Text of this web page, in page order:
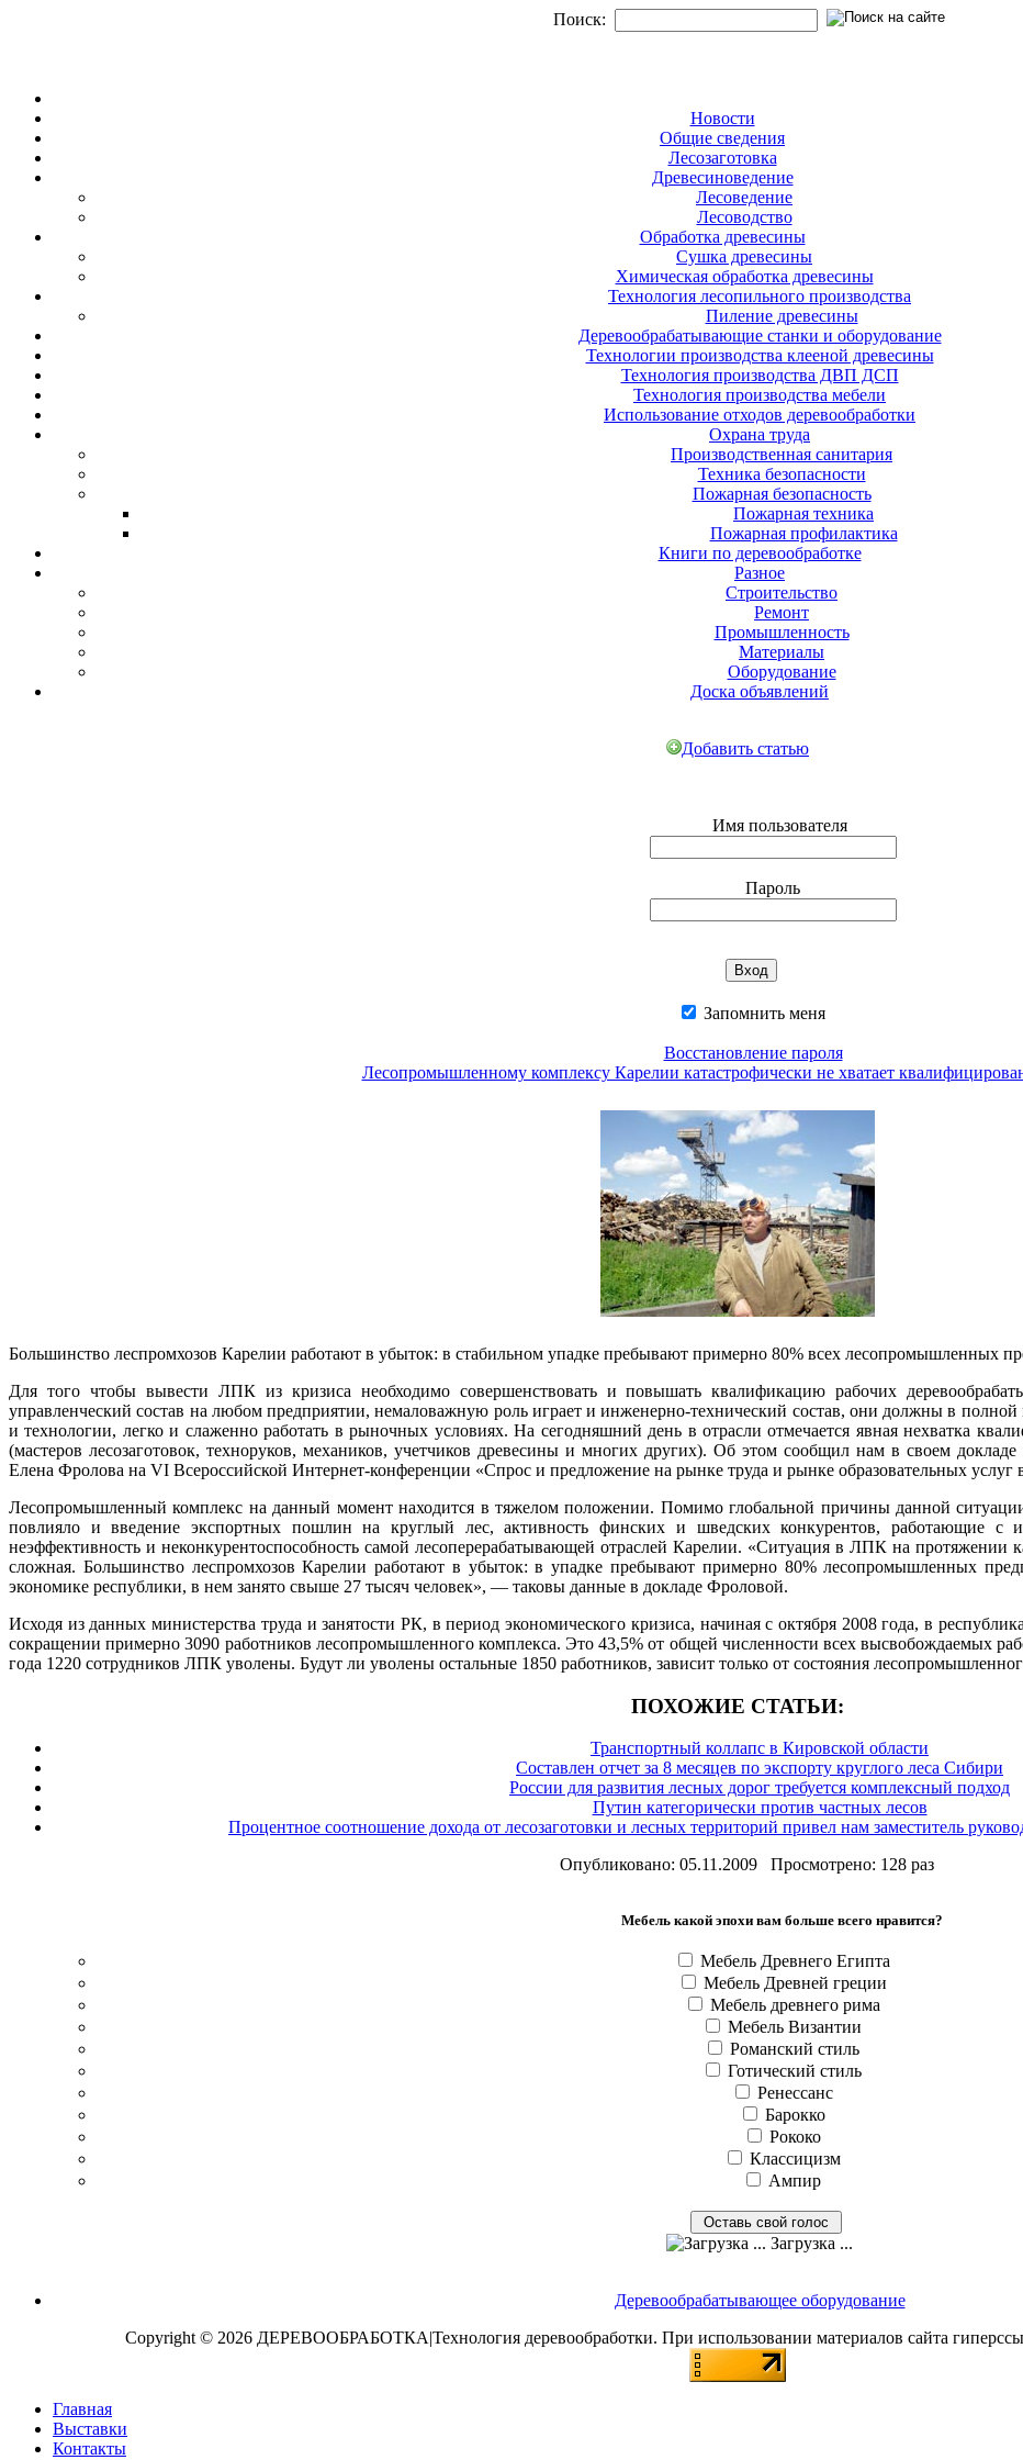
Поиск:
Новости
Общие сведения
Лесозаготовка
Древесиноведение
Лесоведение
Лесоводство
Обработка древесины
Сушка древесины
Химическая обработка древесины
Технология лесопильного производства
Пиление древесины
Деревообрабатывающие станки и оборудование
Технологии производства клееной древесины
Технология производства ДВП ДСП
Технология производства мебели
Использование отходов деревообработки
Охрана труда
Производственная санитария
Техника безопасности
Пожарная безопасность
Пожарная техника
Пожарная профилактика
Книги по деревообработке
Разное
Строительство
Ремонт
Промышленность
Материалы
Оборудование
Доска объявлений
Добавить статью
Имя пользователя
Пароль
Запомнить меня
Восстановление пароля
Лесопромышленному комплексу Карелии катастрофически не хватает
Большинство леспромхозов Карелии работают в убыток: в стабильном упадке пребывают примерно 80% всех лесопромышленных
Для того чтобы вывести ЛПК из кризиса необходимо совершенствовать и повышать квалификацию рабочих
управленческий состав на любом предприятии, немаловажную роль играет и инженерно-технический состав, они должны в
и технологии, легко и слаженно работать в рыночных условиях. На сегодняшний день в отрасли отмечается явная нехватка
(мастеров лесозаготовок, техноруков, механиков, учетчиков древесины и многих других). Об этом сообщил нам в своем
Елена Фролова на VI Всероссийской Интернет-конференции «Спрос и предложение на рынке труда и рынке образовательных услуг
Лесопромышленный комплекс на данный момент находится в тяжелом положении. Помимо глобальной причины данной
повлияло и введение экспортных пошлин на круглый лес, активность финских и шведских конкурентов, работающие с
неэффективность и неконкурентоспособность самой лесоперерабатывающей отраслей Карелии. «Ситуация в ЛПК на протяжении
сложная. Большинство леспромхозов Карелии работают в убыток: в упадке пребывают примерно 80% лесопромышленных
экономике республики, в нем занято свыше 27 тысяч человек», — таковы данные в докладе Фроловой.
Исходя из данных министерства труда и занятости РК, в период экономического кризиса, начиная с октября 2008 года, в
сокращении примерно 3090 работников лесопромышленного комплекса. Это 43,5% от общей численности всех высвобождаемых
года 1220 сотрудников ЛПК уволены. Будут ли уволены остальные 1850 работников, зависит только от состояния
ПОХОЖИЕ СТАТЬИ:
Транспортный коллапс в Кировской области
Составлен отчет за 8 месяцев по экспорту круглого леса Сибири
России для развития лесных дорог требуется комплексный подход
Путин категорически против частных лесов
Процентное соотношение дохода от лесозаготовки и лесных территорий привел нам заместитель
Опубликовано: 05.11.2009 Просмотрено: 128 раз
Мебель какой эпохи вам больше всего нравится?
Мебель Древнего Египта
Мебель Древней греции
Мебель древнего рима
Мебель Византии
Романский стиль
Готический стиль
Ренессанс
Барокко
Рококо
Классицизм
Ампир
Загрузка ...
Деревообрабатывающее оборудование
Copyright © 2026 ДЕРЕВООБРАБОТКА|Технология деревообработки. При использовании материалов сайта
Главная
Выставки
Контакты